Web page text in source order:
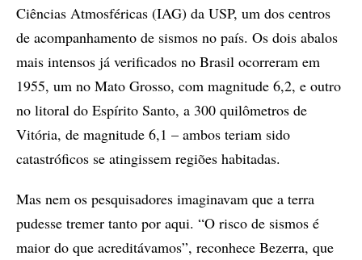
Ciências Atmosféricas (IAG) da USP, um dos centros
de acompanhamento de sismos no país. Os dois abalos
mais intensos já verificados no Brasil ocorreram em
1955, um no Mato Grosso, com magnitude 6,2, e outro
no litoral do Espírito Santo, a 300 quilômetros de
Vitória, de magnitude 6,1 – ambos teriam sido
catastróficos se atingissem regiões habitadas.
Mas nem os pesquisadores imaginavam que a terra
pudesse tremer tanto por aqui. “O risco de sismos é
maior do que acreditávamos”, reconhece Bezerra, que